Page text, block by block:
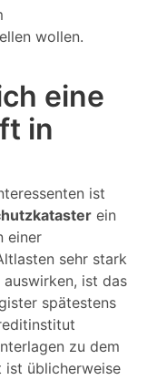
wollen.
eine
in
ist
ein
einer
sehr stark
ist das
spätestens
zu dem
ist üblicherweise